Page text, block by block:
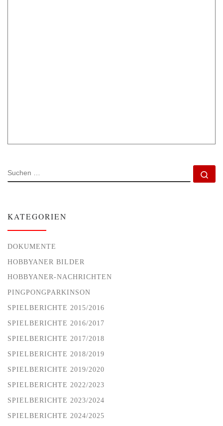
SUCHE
KATEGORIEN
DOKUMENTE
HOBBYANER BILDER
HOBBYANER-NACHRICHTEN
PINGPONGPARKINSON
SPIELBERICHTE 2015/2016
SPIELBERICHTE 2016/2017
SPIELBERICHTE 2017/2018
SPIELBERICHTE 2018/2019
SPIELBERICHTE 2019/2020
SPIELBERICHTE 2022/2023
SPIELBERICHTE 2023/2024
SPIELBERICHTE 2024/2025